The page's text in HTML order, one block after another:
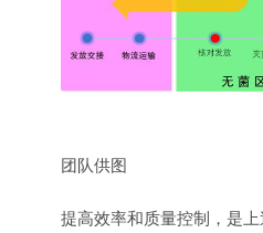
团队供图
提高效率和质量控制，是